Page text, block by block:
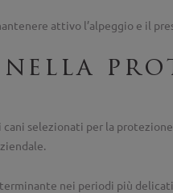
attivo l’alpeggio e il
selezionati per la
nei periodi più